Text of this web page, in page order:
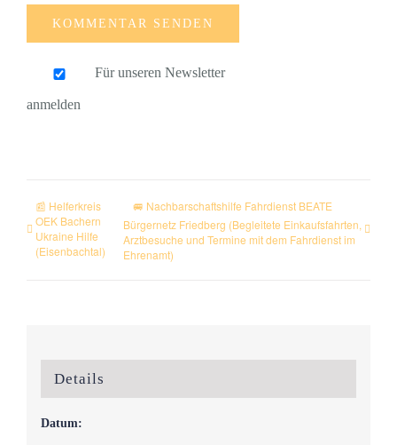
Für unseren Newsletter
anmelden
📰 Helferkreis
OEK Bachern
Ukraine Hilfe
(Eisenbachtal)
🚐 Nachbarschaftshilfe Fahrdienst BEATE
Bürgernetz Friedberg (Begleitete Einkaufsfahrten,
Arztbesuche und Termine mit dem Fahrdienst im
Ehrenamt)
Details
Datum: